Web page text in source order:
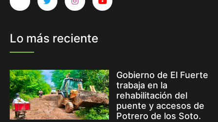
Lo más reciente
Gobierno de El Fuerte
trabaja en la
rehabilitación del
puente y accesos de
Potrero de los Soto.